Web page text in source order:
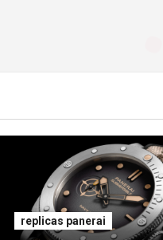
replicas panerai